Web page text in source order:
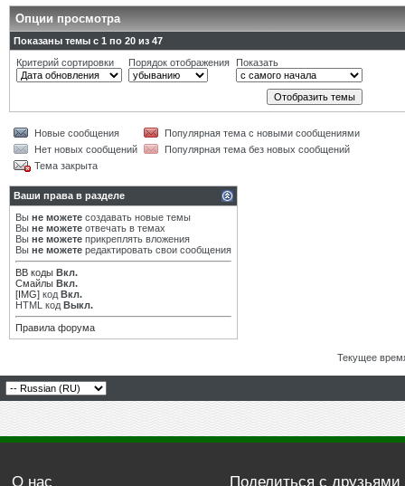
Опции просмотра
Показаны темы с 1 по 20 из 47
Критерий сортировки
Порядок отображения Показать
Новые сообщения
Популярная тема с новыми сообщениями
Нет новых сообщений
Популярная тема без новых сообщений
Тема закрыта
Ваши права в разделе
Вы не можете создавать новые темы
Вы не можете отвечать в темах
Вы не можете прикреплять вложения
Вы не можете редактировать свои сообщения
BB коды Вкл.
Смайлы Вкл.
[IMG] код Вкл.
HTML код Выкл.
Правила форума
Текущее
О нас Поделиться с друзьями